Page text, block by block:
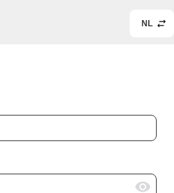
NL